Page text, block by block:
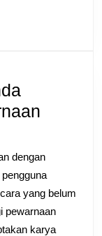
dengan
yang belum
pewarnaan
karya